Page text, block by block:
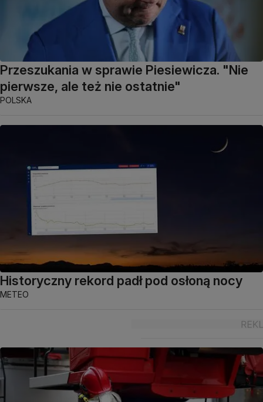
Przeszukania w sprawie Piesiewicza. "Nie
pierwsze, ale też nie ostatnie"
POLSKA
Historyczny rekord padł pod osłoną nocy
METEO